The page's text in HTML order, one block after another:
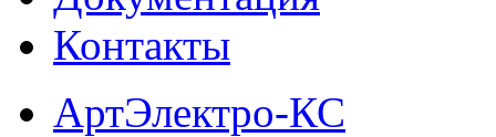
Контакты
АртЭлектро-КС